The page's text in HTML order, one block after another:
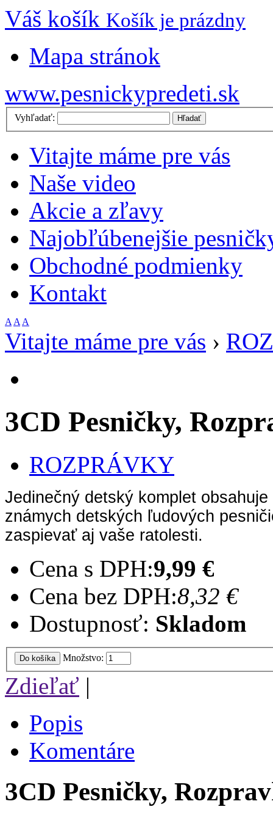
Váš košík Košík je prázdny
Mapa stránok
www.pesnickypredeti.sk
Vyhľadať: Hľadať
Vitajte máme pre vás
Naše video
Akcie a zľavy
Najobľúbenejšie
Obchodné podmienky
Kontakt
A A A
Vitajte máme pre vás ›
3CD Pesničky,
ROZPRÁVKY
Jedinečný detský komplet
známych detských ľudových
zaspievať aj vaše ratolesti.
Cena s DPH:9,99 €
Cena bez DPH:8,32 €
Dostupnosť: Skladom
Do košíka Množstvo:
Zdieľať |
Popis
Komentáre
3CD Pesničky,